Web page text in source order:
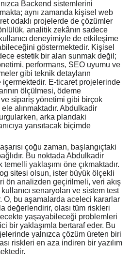
Backend sistemlerini
aynı zamanda kişisel web
odaklı projelerde de çözümler
analitik zekânın sadece
deneyimiyle de etkileşime
göstermektedir. Kişisel
estetik bir alan sunmak değil;
performans, SEO uyumu ve
gibi teknik detayların
içermektedir. E-ticaret projelerinde
ölçülmesi, ödeme
sipariş yönetimi gibi birçok
alınmaktadır. Abdulkadir
arka plandaki
yansıtacak biçimde
çoğu zaman, başlangıçtaki
Bu noktada Abdulkadir
yaklaşımı öne çıkmaktadır.
sitesi olsun, ister büyük ölçekli
ön analizden geçirilmeli, veri akış
senaryoları ve sistem test
O, bu aşamalarda aceleci kararlar
değerlendirir, olası tüm riskleri
yaşayabileceği problemleri
bir yaklaşımla bertaraf eder. Bu
yalnızca çözüm üreten biri
riskleri en aza indiren bir yazılım